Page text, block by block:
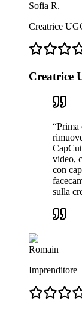
Sofia R.
Creatrice
Creatrice
“Prima
video,
con
sulla
Romain
Imprenditore